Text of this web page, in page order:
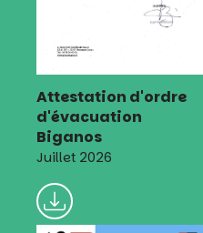
Attestation d'ordre
d'évacuation
Biganos
Juillet 2026